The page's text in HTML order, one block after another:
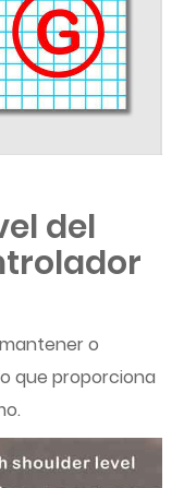
del
o
que proporciona